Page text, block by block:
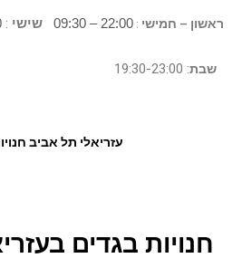
ראשון – חמישי :
22:00 – 09:30 שישי :
שבת: 19:30-23:00
עזריאלי תל אביב
חנויות בגדים